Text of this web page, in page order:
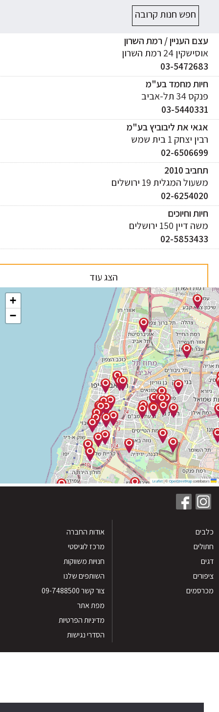
חפש חנות קרובה
העניין / רמת השרון
24 רמת השרון
03-
מחמד בע"מ
34 תל-אביב
03-
את ליבוביץ בע"מ
יצחק 1 בית שמש
02-
2010
המגלית 19 ירושלים
02-
וחיוכים
150 ירושלים
02-
הצג עוד
|©OpenStreetMap
אודות החברה
מרכז לוגיסטי
חנויות משווקות
השותפים שלנו
צור קשר 09-7488500
מפת אתר
מדיניות הפרטיות
הסדרי נגישות